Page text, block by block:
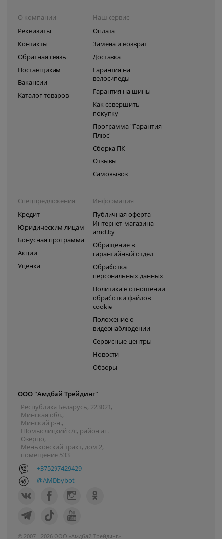
О компании
Реквизиты
Контакты
Обратная связь
Поставщикам
Вакансии
Каталог товаров
Наш сервис
Оплата
Замена и возврат
Доставка
Гарантия на
велосипеды
Гарантия на шины
Как совершить
покупку
Программа "Гарантия
Плюс"
Сборка ПК
Отзывы
Самовывоз
Спецпредложения
Кредит
Юридическим лицам
Бонусная программа
Акции
Уценка
Информация
Публичная оферта
Интернет-магазина
amd.by
Обращение в
гарантийный отдел
Обработка
персональных данных
Политика в отношении
обработки файлов
cookie
Положение о
видеонаблюдении
Сервисные центры
Новости
Обзоры
ООО "Амдбай Трейдинг"
Республика Беларусь, 223021,
Минская обл.,
Минский р-н.,
Щомыслицкий с/с, район аг.
Озерцо,
Меньковский тракт, дом 2,
помещение 533
+375297429429
@AMDbybot
© 2007 - 2026 ООО «Амдбай Трейдинг»